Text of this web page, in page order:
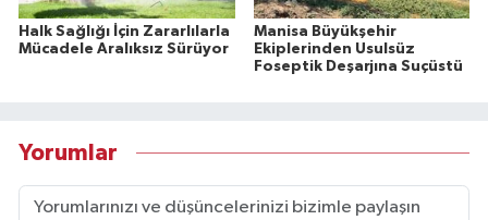
Halk Sağlığı İçin Zararlılarla
Mücadele Aralıksız Sürüyor
Manisa Büyükşehir
Ekiplerinden Usulsüz
Foseptik Deşarjına Suçüstü
Yorumlar